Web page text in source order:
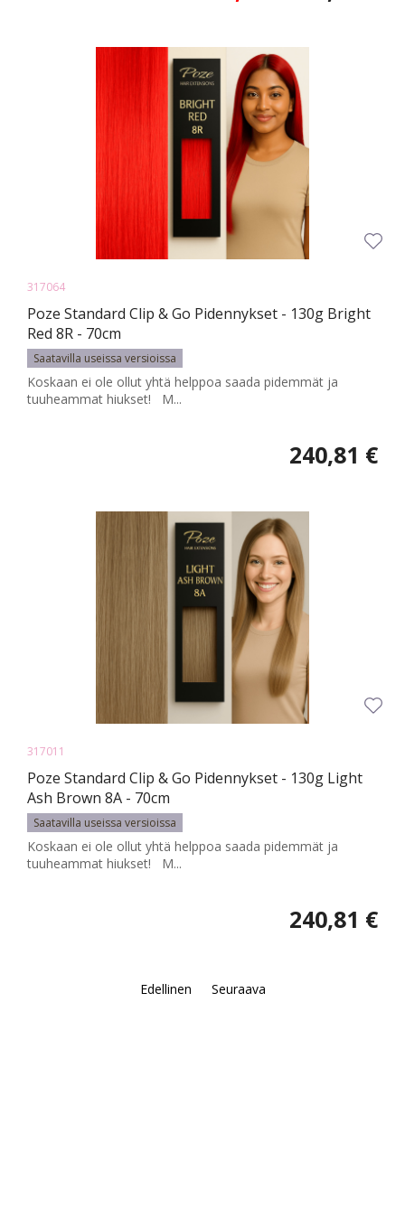
317064
Poze Standard Clip & Go Pidennykset - 130g Bright
Red 8R - 70cm
Saatavilla useissa versioissa
Koskaan ei ole ollut yhtä helppoa saada pidemmät ja
tuuheammat hiukset! M...
240,81 €
317011
Poze Standard Clip & Go Pidennykset - 130g Light
Ash Brown 8A - 70cm
Saatavilla useissa versioissa
Koskaan ei ole ollut yhtä helppoa saada pidemmät ja
tuuheammat hiukset! M...
240,81 €
Edellinen Seuraava